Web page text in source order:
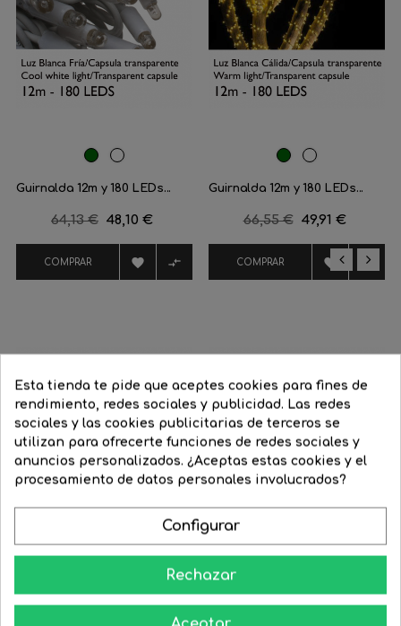
VerdeBlanco
Guirnalda 12m y 180 LEDs...
Precio
64,13 € Precio
48,10 €
COMPRAR  
VerdeBlanco
Guirnalda 12m y 180 LEDs...
Precio
66,55 € Precio
49,91 €
COMPRAR  
‹ ›
Esta tienda te pide que aceptes cookies para fines de
rendimiento, redes sociales y publicidad. Las redes
sociales y las cookies publicitarias de terceros se
utilizan para ofrecerte funciones de redes sociales y
anuncios personalizados. ¿Aceptas estas cookies y el
procesamiento de datos personales involucrados?
Configurar
Rechazar